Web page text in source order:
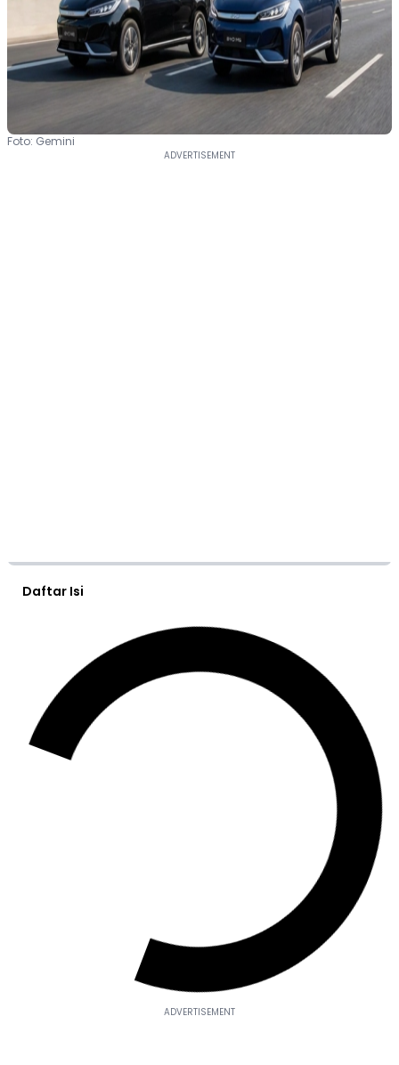
Foto: Gemini
Daftar Isi